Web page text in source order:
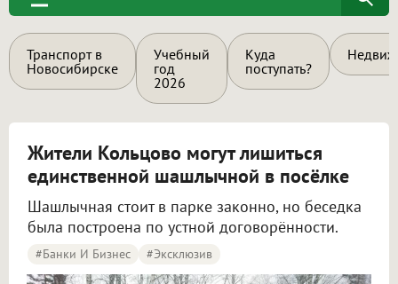
Транспорт в
Новосибирске
Учебный
год
2026
Куда
поступать?
Жители Кольцово могут лишиться
единственной шашлычной в посёлке
Шашлычная стоит в парке законно, но беседка
была построена по устной договорённости.
#Банки И Бизнес #эксклюзив